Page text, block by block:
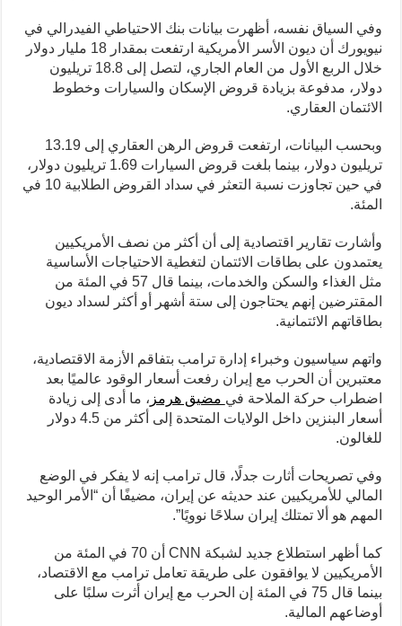
وفي السياق نفسه، أظهرت بيانات بنك الاحتياطي الفيدرالي في
نيويورك أن ديون الأسر الأمريكية ارتفعت بمقدار 18 مليار دولار
خلال الربع الأول من العام الجاري، لتصل إلى 18.8 تريليون
دولار، مدفوعة بزيادة قروض الإسكان والسيارات وخطوط
الائتمان العقاري.
وبحسب البيانات، ارتفعت قروض الرهن العقاري إلى 13.19
تريليون دولار، بينما بلغت قروض السيارات 1.69 تريليون دولار،
في حين تجاوزت نسبة التعثر في سداد القروض الطلابية 10 في
المئة.
وأشارت تقارير اقتصادية إلى أن أكثر من نصف الأمريكيين
يعتمدون على بطاقات الائتمان لتغطية الاحتياجات الأساسية
مثل الغذاء والسكن والخدمات، بينما قال 57 في المئة من
المقترضين إنهم يحتاجون إلى ستة أشهر أو أكثر لسداد ديون
بطاقاتهم الائتمانية.
واتهم سياسيون وخبراء إدارة ترامب بتفاقم الأزمة الاقتصادية،
معتبرين أن الحرب مع إيران رفعت أسعار الوقود عالميًا بعد
اضطراب حركة الملاحة في مضيق هرمز ، ما أدى إلى زيادة
أسعار البنزين داخل الولايات المتحدة إلى أكثر من 4.5 دولار
للغالون.
وفي تصريحات أثارت جدلًا، قال ترامب إنه لا يفكر في الوضع
المالي للأمريكيين عند حديثه عن إيران، مضيفًا أن “الأمر الوحيد
المهم هو ألا تمتلك إيران سلاحًا نوويًا”.
كما أظهر استطلاع جديد لشبكة CNN أن 70 في المئة من
الأمريكيين لا يوافقون على طريقة تعامل ترامب مع الاقتصاد،
بينما قال 75 في المئة إن الحرب مع إيران أثرت سلبًا على
أوضاعهم المالية.